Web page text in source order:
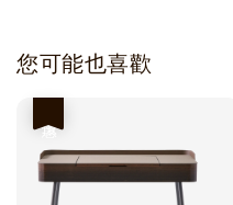
您可能也喜歡